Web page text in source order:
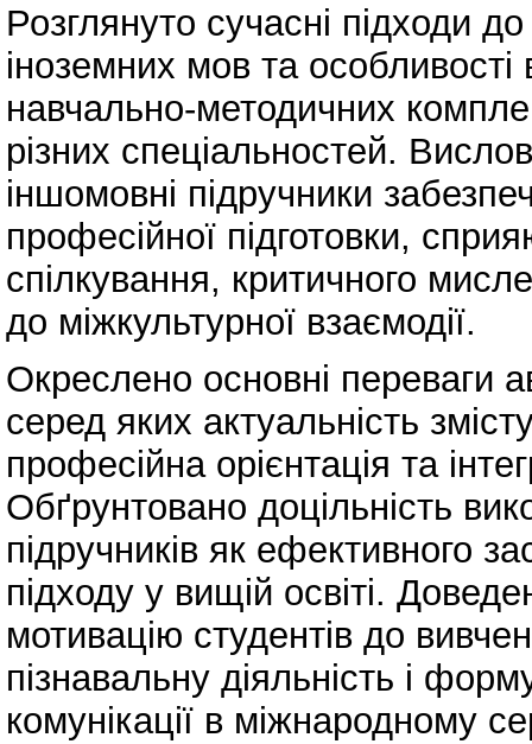
Розглянуто сучасні підходи
іноземних мов та
навчально-методичних
різних спеціальностей.
іншомовні підручники
професійної підготовки,
спілкування, критичного
до міжкультурної взаємодії.
Окреслено основні переваги
серед яких актуальність
професійна орієнтація та
Обґрунтовано доцільність
підручників як ефективного
підходу у вищій освіті.
мотивацію студентів до
пізнавальну діяльність і
комунікації в міжнародному